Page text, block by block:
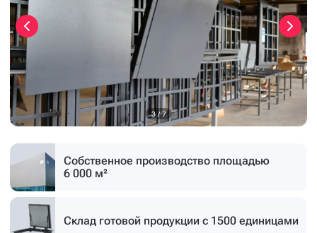
3 / 7
Собственное производство площадью
6 000 м²
Склад готовой продукции с 1500 единицами